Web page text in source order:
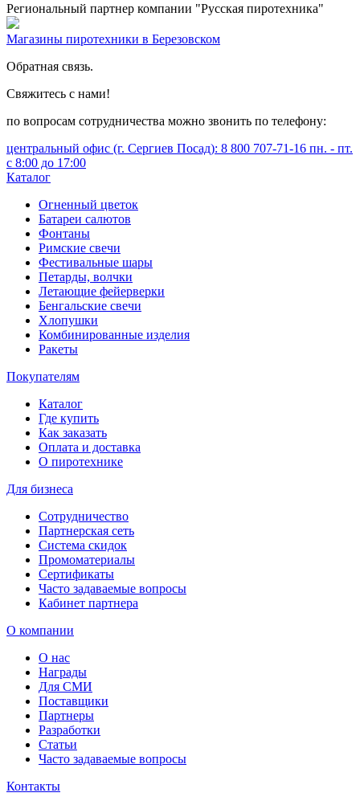
Региональный партнер компании "Русская пиротехника"
Магазины пиротехники в Березовском
Обратная связь.
Свяжитесь с нами!
по вопросам сотрудничества можно звонить по телефону:
центральный офис (г. Сергиев Посад): 8 800 707-71-16 пн. - пт.
с 8:00 до 17:00
Каталог
Огненный цветок
Батареи салютов
Фонтаны
Римские свечи
Фестивальные шары
Петарды, волчки
Летающие фейерверки
Бенгальские свечи
Хлопушки
Комбинированные изделия
Ракеты
Покупателям
Каталог
Где купить
Как заказать
Оплата и доставка
О пиротехнике
Для бизнеса
Сотрудничество
Партнерская сеть
Система скидок
Промоматериалы
Сертификаты
Часто задаваемые вопросы
Кабинет партнера
О компании
О нас
Награды
Для СМИ
Поставщики
Партнеры
Разработки
Статьи
Часто задаваемые вопросы
Контакты